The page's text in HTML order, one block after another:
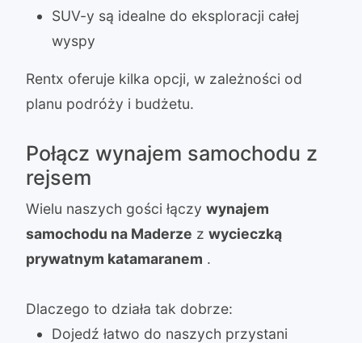
SUV-y są idealne do eksploracji całej
wyspy
Rentx oferuje kilka opcji, w zależności od
planu podróży i budżetu.
Połącz wynajem samochodu z
rejsem
Wielu naszych gości łączy wynajem
samochodu na Maderze z wycieczką
prywatnym katamaranem .
Dlaczego to działa tak dobrze:
Dojedź łatwo do naszych przystani